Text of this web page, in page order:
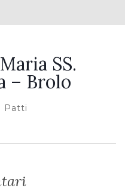
SS.
– Brolo
Patti